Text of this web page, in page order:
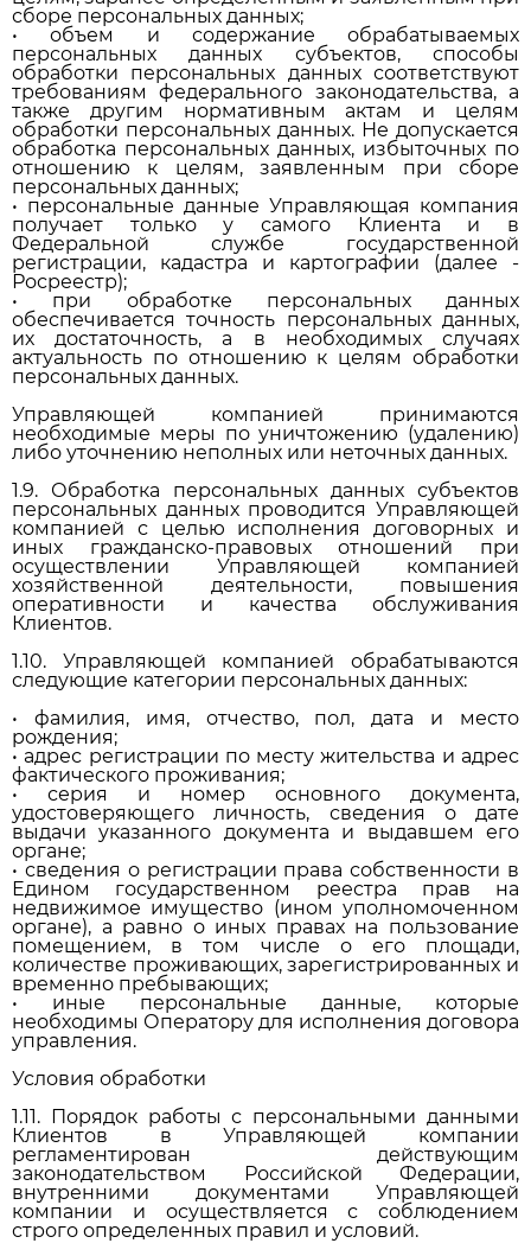
сборе персональных данных;
• объем и содержание обрабатываемых
персональных данных субъектов, способы
обработки персональных данных соответствуют
требованиям федерального законодательства, а
также другим нормативным актам и целям
обработки персональных данных. Не допускается
обработка персональных данных, избыточных по
отношению к целям, заявленным при сборе
персональных данных;
• персональные данные Управляющая компания
получает только у самого Клиента и в
Федеральной службе государственной
регистрации, кадастра и картографии (далее -
Росреестр);
• при обработке персональных данных
обеспечивается точность персональных данных,
их достаточность, а в необходимых случаях
актуальность по отношению к целям обработки
персональных данных.
Управляющей компанией принимаются
необходимые меры по уничтожению (удалению)
либо уточнению неполных или неточных данных.
1.9. Обработка персональных данных субъектов
персональных данных проводится Управляющей
компанией с целью исполнения договорных и
иных гражданско-правовых отношений при
осуществлении Управляющей компанией
хозяйственной деятельности, повышения
оперативности и качества обслуживания
Клиентов.
1.10. Управляющей компанией обрабатываются
следующие категории персональных данных:
• фамилия, имя, отчество, пол, дата и место
рождения;
• адрес регистрации по месту жительства и адрес
фактического проживания;
• серия и номер основного документа,
удостоверяющего личность, сведения о дате
выдачи указанного документа и выдавшем его
органе;
• сведения о регистрации права собственности в
Едином государственном реестра прав на
недвижимое имущество (ином уполномоченном
органе), а равно о иных правах на пользование
помещением, в том числе о его площади,
количестве проживающих, зарегистрированных и
временно пребывающих;
• иные персональные данные, которые
необходимы Оператору для исполнения договора
управления.
Условия обработки
1.11. Порядок работы с персональными данными
Клиентов в Управляющей компании
регламентирован действующим
законодательством Российской Федерации,
внутренними документами Управляющей
компании и осуществляется с соблюдением
строго определенных правил и условий.